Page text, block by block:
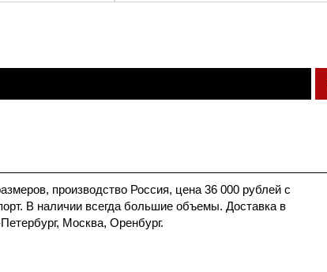
производство Россия, цена 36 000 рублей с
В наличии всегда большие объемы. Доставка в
Москва, Оренбург.